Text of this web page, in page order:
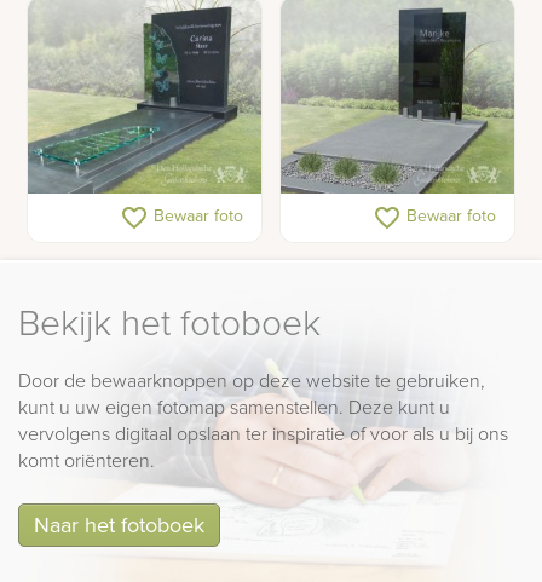
Grafsteen glas vlinders
favorite_border Bewaar foto Grafmonument met glas
favorite_border Bewaar foto
Bekijk het fotoboek
Door de bewaarknoppen op deze website te gebruiken,
kunt u uw eigen fotomap samenstellen. Deze kunt u
vervolgens digitaal opslaan ter inspiratie of voor als u bij ons
komt oriënteren.
Naar het fotoboek